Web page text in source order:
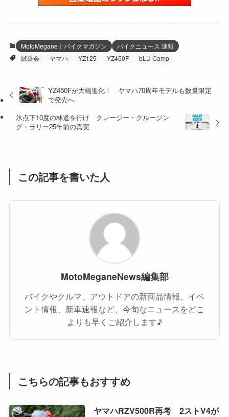
(27) (41)
(47)
(1)
(20)
(4)
(16)
(1)
MotoMegane｜バイクマガジン
バイクニュース 速報
試乗会
ヤマハ YZ125 YZ450F bLU Camp
YZ450Fが大幅進化！ ヤマハ70周年モデルも数量限定
で発売へ
氷点下10度の林道を行け クレージー・クルージン
グ・ラリー25年前の真実
この記事を書いた人
MotoMeganeNews編集部
バイクやクルマ、アウトドアの新商品情報、イベ
ント情報、新車速報など、今旬なニュースをどこ
よりも早くご紹介します♪
こちらの記事もおすすめ
ヤマハRZV500R再考 2ストV4が